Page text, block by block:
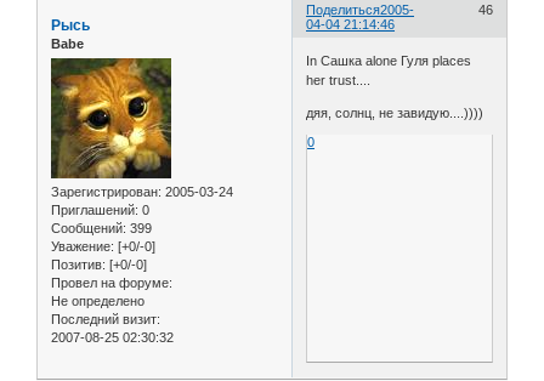
Поделиться 46
2005-
04-04 21:14:46
Рысь
Babe
Зарегистрирован: 2005-03-24
Приглашений: 0
Сообщений: 399
Уважение: [+0/-0]
Позитив: [+0/-0]
Провел на форуме:
Не определено
Последний визит:
2007-08-25 02:30:32
In Сашка alone Гуля places
her trust....
дяя, солнц, не завидую....))))
0